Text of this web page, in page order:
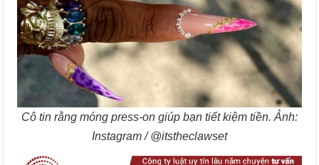
Cô tin rằng móng press-on giúp bạn tiết kiệm tiền. Ảnh:
Instagram / @itstheclawset